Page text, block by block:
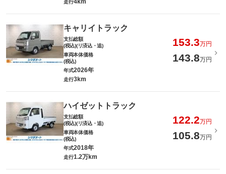
走行4km
キャリイトラック
支払総額
(税込)(リ済込・追)
153.3万円
車両本体価格
(税込)
143.8万円
年式2026年
走行3km
ハイゼットトラック
支払総額
(税込)(リ済込・追)
122.2万円
車両本体価格
(税込)
105.8万円
年式2018年
走行1.2万km